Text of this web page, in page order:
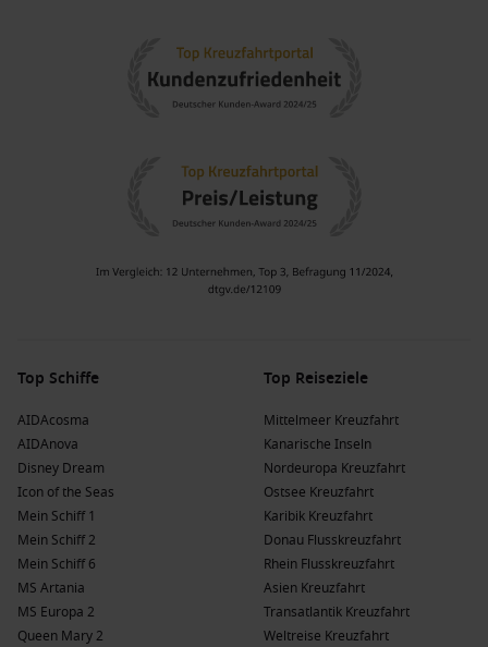
: Die antarktische Region zieht abenteuerlustige
Reisende an, die die majestätische Eislandschaft und die
einzigartige Tierwelt erleben möchten, insbesondere
beeindruckende Vogelwelt und die malerische Landschaft.
Ideal für Tierliebhaber und Naturliebhaber bieten sie eine
unvergessliche Erfahrung.
Beliebte Reedereien und ihre Schiffe, die
von 12 Schiffen, von denen 1 Glacier Alley ansteuert,
darunter
. Diese Reederei ist bekannt für ihre
herzliche Gastfreundschaft und den hohen Standard an
Bord, mit häufigen Abfahrten von Buenos Aires oder
Antonio.
Die Vorteile einer Kreuzfahrt nach Glacier
Alley, Argentinien im Laufe des Jahres
Frühling ,November): Temperaturen
liegen zwischen 5 °C und 15 °C. Diese Jahreszeit bringt
milde Temperaturen, die ideal für Naturerkundungen sind,
Top Schiffe
AIDAcosma
AIDAnova
Disney Dream
Icon of the Seas
Mein Schiff 1
Mein Schiff 2
Mein Schiff 6
MS Artania
MS Europa 2
Queen Mary 2
Top Reiseziele
Mittelmeer Kreuzfahrt
Kanarische Inseln
Nordeuropa Kreuzfahrt
Ostsee Kreuzfahrt
Karibik Kreuzfahrt
Donau Flusskreuzfahrt
Rhein Flusskreuzfahrt
Asien Kreuzfahrt
Transatlantik Kreuzfahrt
Weltreise Kreuzfahrt